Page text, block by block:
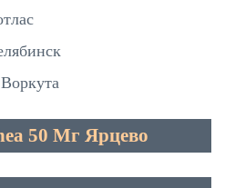
50 Мг Ярцево